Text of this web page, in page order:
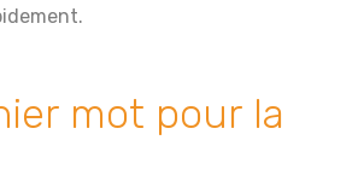
mot pour la